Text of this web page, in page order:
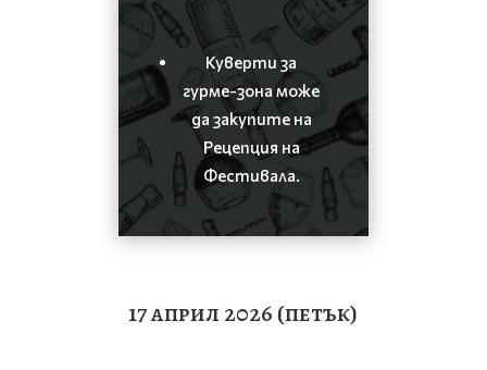
Куверти за
гурме-зона може
да закупите на
Рецепция на
Фестивала.
17 април 2026 (петък)